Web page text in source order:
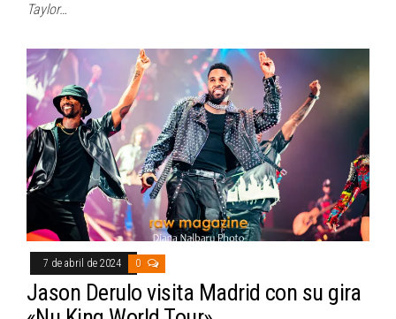
Taylor…
7 de abril de 2024 0
Jason Derulo visita Madrid con su gira